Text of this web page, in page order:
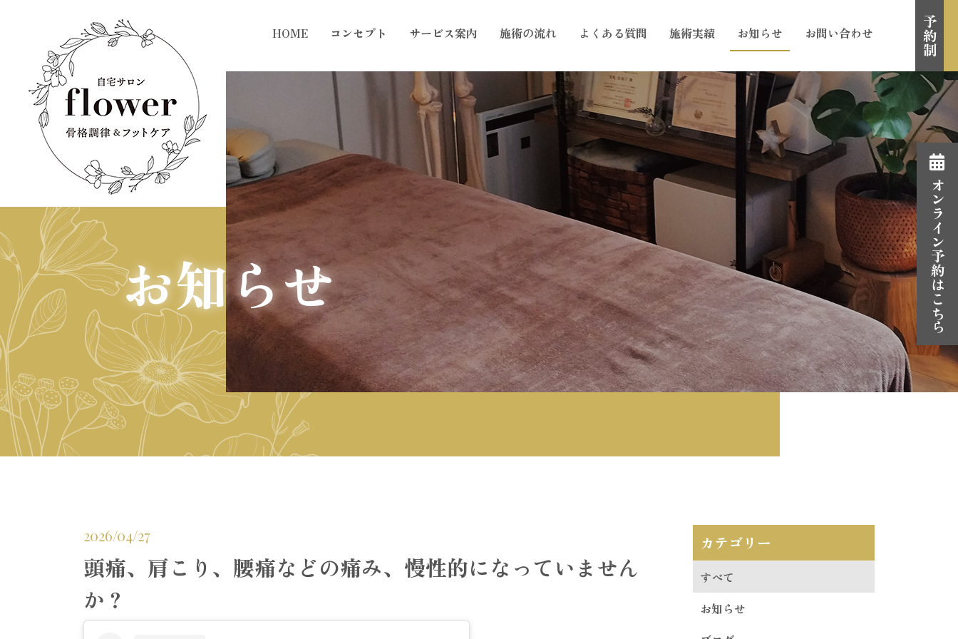
予約制
HOME コンセプト サービス案内 施術の流れ よくある質問 施術実績 お知らせ お問い合わせ
お知らせ オンライン予約はこちら
2026/04/27
頭痛、肩こり、腰痛などの痛み、慢性的になっていません
か？
カテゴリー
すべて
お知らせ